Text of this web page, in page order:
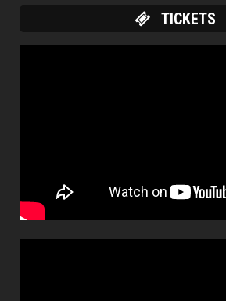
TICKETS